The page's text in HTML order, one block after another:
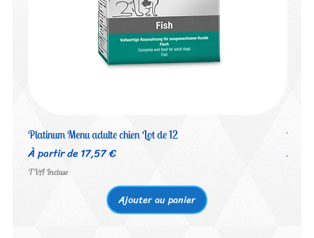
Platinum Menu adulte chien Lot de 12
À partir de17,57 €
Prix promotionnel
TVA Incluse
Ajouter au panier
À
Prix
TVA